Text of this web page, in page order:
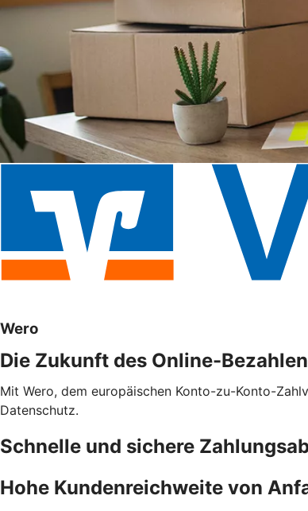
Wero
Die Zukunft des Online-
Mit Wero, dem europäischen Konto-zu-Konto-
Datenschutz.
Schnelle und sichere
Hohe Kundenreichweite von